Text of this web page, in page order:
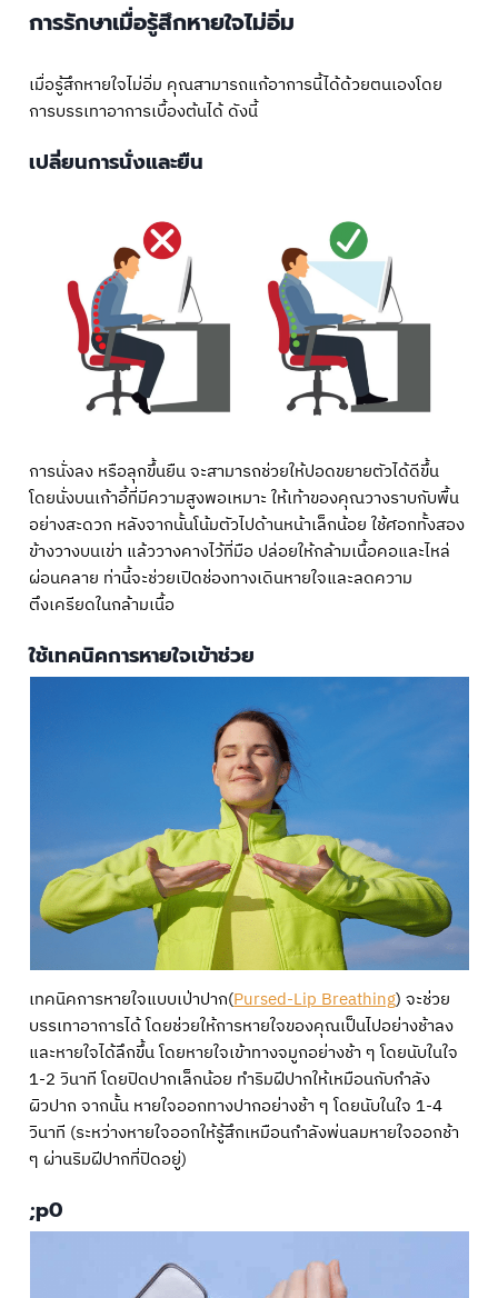
การรักษาเมื่อรู้สึกหายใจไม่อิ่ม
เมื่อรู้สึกหายใจไม่อิ่ม คุณสามารถแก้อาการนี้ได้ด้วยตนเองโดย
การบรรเทาอาการเบื้องต้นได้ ดังนี้
เปลี่ยนการนั่งและยืน
การนั่งลง หรือลุกขึ้นยืน จะสามารถช่วยให้ปอดขยายตัวได้ดีขึ้น
โดยนั่งบนเก้าอี้ที่มีความสูงพอเหมาะ ให้เท้าของคุณวางราบกับพื้น
อย่างสะดวก หลังจากนั้นโน้มตัวไปด้านหน้าเล็กน้อย ใช้ศอกทั้งสอง
ข้างวางบนเข่า แล้ววางคางไว้ที่มือ ปล่อยให้กล้ามเนื้อคอและไหล่
ผ่อนคลาย ท่านี้จะช่วยเปิดช่องทางเดินหายใจและลดความ
ตึงเครียดในกล้ามเนื้อ
ใช้เทคนิคการหายใจเข้าช่วย
เทคนิคการหายใจแบบเป่าปาก(Pursed-Lip Breathing) จะช่วย
บรรเทาอาการได้ โดยช่วยให้การหายใจของคุณเป็นไปอย่างช้าลง
และหายใจได้ลึกขึ้น โดยหายใจเข้าทางจมูกอย่างช้า ๆ โดยนับในใจ
1-2 วินาที โดยปิดปากเล็กน้อย ทำริมฝีปากให้เหมือนกับกำลัง
ผิวปาก จากนั้น หายใจออกทางปากอย่างช้า ๆ โดยนับในใจ 1-4
วินาที (ระหว่างหายใจออกให้รู้สึกเหมือนกำลังพ่นลมหายใจออกช้า
ๆ ผ่านริมฝีปากที่ปิดอยู่)
;p0